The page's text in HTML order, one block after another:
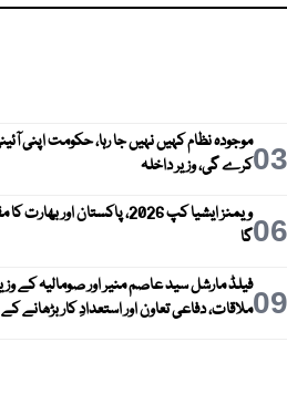
03موجودہ نظام کہیں نہیں جا رہا، حکومت اپنی
کرے گی، وزیر داخلہ
06
ویمنز ایشیا کپ 2026، پاکستان اور
گا
09فیلڈ مارشل سید عاصم منیر اور صومالیہ کے
ملاقات، دفاعی تعاون اور استعدادِ کار بڑھانے